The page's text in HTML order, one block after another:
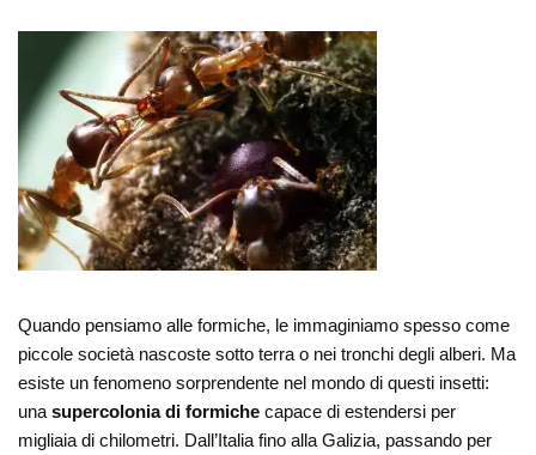
Quando pensiamo alle formiche, le immaginiamo spesso come
piccole società nascoste sotto terra o nei tronchi degli alberi. Ma
esiste un fenomeno sorprendente nel mondo di questi insetti:
unasupercolonia di formiche capace di estendersi per
migliaia di chilometri. Dall’Italia fino alla Galizia, passando per